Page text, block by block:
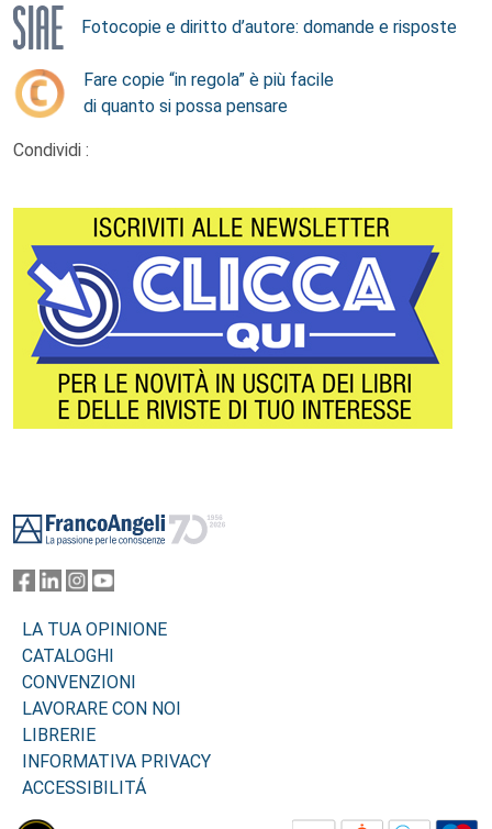
Fotocopie e diritto d’autore: domande e risposte
Fare copie “in regola” è più facile
di quanto si possa pensare
Condividi :
LA TUA OPINIONE
CATALOGHI
CONVENZIONI
LAVORARE CON NOI
LIBRERIE
INFORMATIVA PRIVACY
ACCESSIBILITÁ